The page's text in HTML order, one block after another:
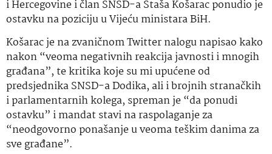
i Hercegovine i član SNSD-a Staša Košarac ponudio je
ostavku na poziciju u Vijeću ministara BiH.
Košarac je na zvaničnom Twitter nalogu napisao kako
nakon “veoma negativnih reakcija javnosti i mnogih
građana”, te kritika koje su mi upućene od
predsjednika SNSD-a Dodika, ali i brojnih stranačkih
i parlamentarnih kolega, spreman je “da ponudi
ostavku” i mandat stavi na raspolaganje za
“neodgovorno ponašanje u veoma teškim danima za
sve građane”.